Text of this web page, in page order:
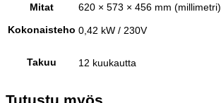
Mitat
620 × 573 × 456 mm (millimetri)
Kokonaisteho 0,42 kW / 230V
Takuu 12 kuukautta